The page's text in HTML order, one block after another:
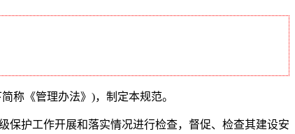
《管理办法》)，制定本规范。
护工作开展和落实情况进行检查，督促、检查其建设安